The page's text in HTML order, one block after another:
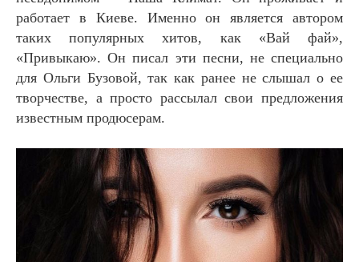
работает в Киеве. Именно он является автором
таких популярных хитов, как «Вай фай»,
«Привыкаю». Он писал эти песни, не специально
для Ольги Бузовой, так как ранее не слышал о ее
творчестве, а просто рассылал свои предложения
известным продюсерам.